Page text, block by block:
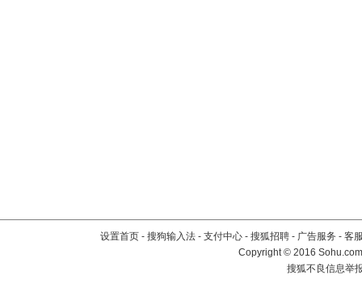
设置首页 - 搜狗输入法 - 支付中心 - 搜狐招聘 - 广告服务 - 客
Copyright©2016
搜狐不良信息举